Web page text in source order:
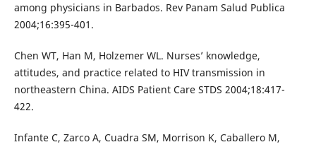
among physicians in Barbados. Rev Panam Salud Publica
2004;16:395-401.
Chen WT, Han M, Holzemer WL. Nurses’ knowledge,
attitudes, and practice related to HIV transmission in
northeastern China. AIDS Patient Care STDS 2004;18:417-
422.
Infante C, Zarco A, Cuadra SM, Morrison K, Caballero M,